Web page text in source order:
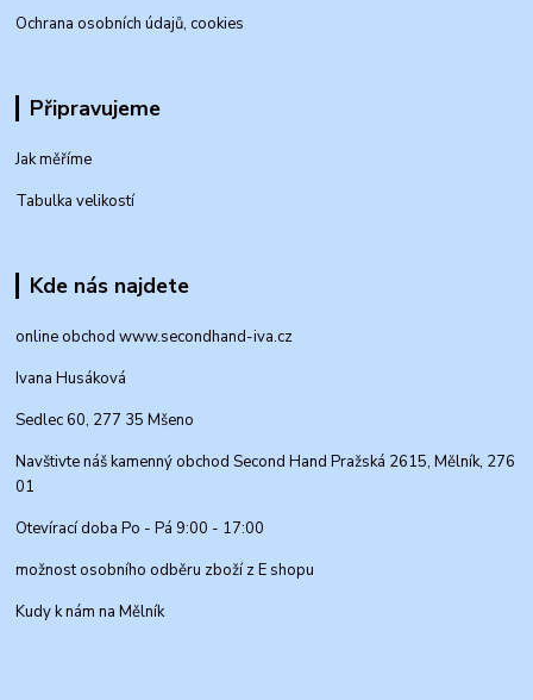
Ochrana osobních údajů, cookies
Připravujeme
Jak měříme
Tabulka velikostí
Kde nás najdete
online obchod www.secondhand-iva.cz
Ivana Husáková
Sedlec 60, 277 35 Mšeno
Navštivte náš kamenný obchod Second Hand Pražská 2615, Mělník, 276
01
Otevírací doba Po - Pá 9:00 - 17:00
možnost osobního odběru zboží z E shopu
Kudy k nám na Mělník